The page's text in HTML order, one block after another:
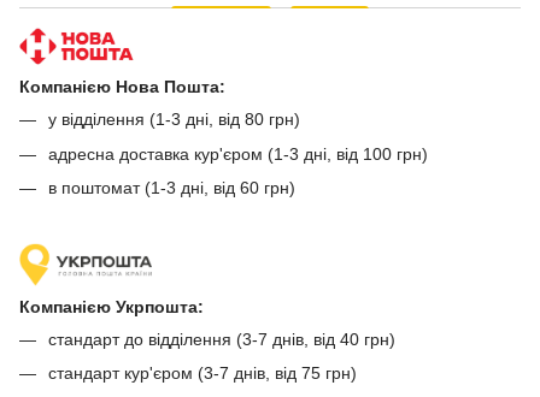
Компанією Нова Пошта:
у відділення (1-3 дні, від 80 грн)
адресна доставка кур'єром (1-3 дні, від 100 грн)
в поштомат (1-3 дні, від 60 грн)
Компанією Укрпошта:
стандарт до відділення (3-7 днів, від 40 грн)
стандарт кур'єром (3-7 днів, від 75 грн)